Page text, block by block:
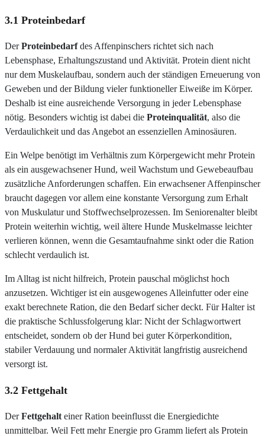
3.1 Proteinbedarf
DerProteinbedarfdes Affenpinschers richtet sich nach
Lebensphase, Erhaltungszustand und Aktivität. Protein dient nicht
nur dem Muskelaufbau, sondern auch der ständigen Erneuerung von
Geweben und der Bildung vieler funktioneller Eiweiße im Körper.
Deshalb ist eine ausreichende Versorgung in jeder Lebensphase
nötig. Besonders wichtig ist dabei die Proteinqualität, also die
Verdaulichkeit und das Angebot an essenziellen Aminosäuren.
Ein Welpe benötigt im Verhältnis zum Körpergewicht mehr Protein
als ein ausgewachsener Hund, weil Wachstum und Gewebeaufbau
zusätzliche Anforderungen schaffen. Ein erwachsener Affenpinscher
braucht dagegen vor allem eine konstante Versorgung zum Erhalt
von Muskulatur und Stoffwechselprozessen. Im Seniorenalter bleibt
Protein weiterhin wichtig, weil ältere Hunde Muskelmasse leichter
verlieren können, wenn die Gesamtaufnahme sinkt oder die Ration
schlecht verdaulich ist.
Im Alltag ist nicht hilfreich, Protein pauschal möglichst hoch
anzusetzen. Wichtiger ist ein ausgewogenes Alleinfutter oder eine
exakt berechnete Ration, die den Bedarf sicher deckt. Für Halter ist
die praktische Schlussfolgerung klar: Nicht der Schlagwortwert
entscheidet, sondern ob der Hund bei guter Körperkondition,
stabiler Verdauung und normaler Aktivität langfristig ausreichend
versorgt ist.
3.2 Fettgehalt
DerFettgehalt einer Ration beeinflusst die Energiedichte
unmittelbar. Weil Fett mehr Energie pro Gramm liefert als Protein